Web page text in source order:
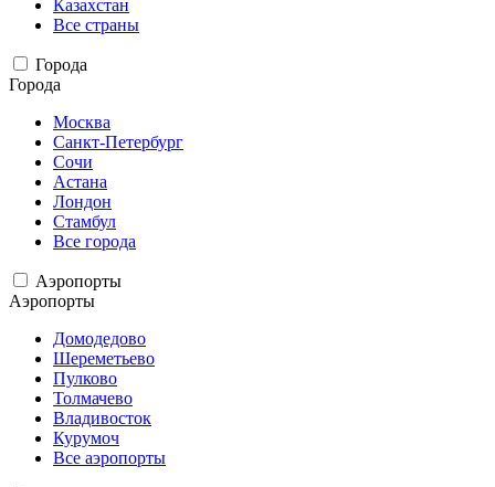
Казахстан
Все страны
Города
Города
Москва
Санкт-Петербург
Сочи
Астана
Лондон
Стамбул
Все города
Аэропорты
Аэропорты
Домодедово
Шереметьево
Пулково
Толмачево
Владивосток
Курумоч
Все аэропорты